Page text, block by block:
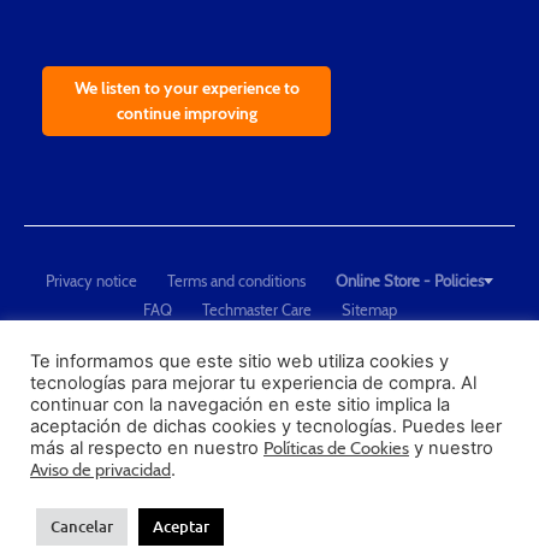
We listen to your experience to
continue improving
Privacy notice Terms and conditions
Online Store - Policies
FAQ
Techmaster Care
Sitemap
"Techmaster de México is The Global Leader in Test Equipment Solutions -
Calibration, Dimensional Measurement and Testing"
PROFECO
CONDUSEF
Te informamos que este sitio web utiliza cookies y
tecnologías para mejorar tu experiencia de compra. Al
continuar con la navegación en este sitio implica la
aceptación de dichas cookies y tecnologías. Puedes leer
más al respecto en nuestro Políticas de Cookies y nuestro
Aviso de privacidad.
Cancelar Aceptar